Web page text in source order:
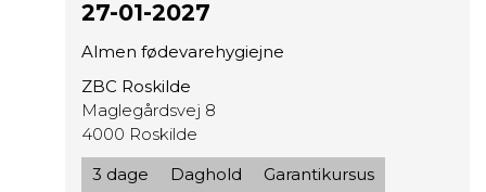
27-01-2027
Almen fødevarehygiejne
ZBC Roskilde
Maglegårdsvej 8
4000 Roskilde
3 dage
Daghold Garantikursus